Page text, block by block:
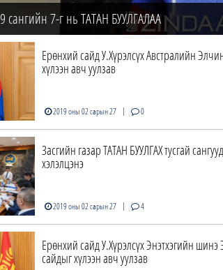
сангийн 7-г нь ТАТАН БУУЛГАЛАА
Ерөнхий сайд У.Хүрэлсүх Австралийн
хүлээн авч уулзав
2019 оны 02 сарын 27 | 0
Засгийн газар ТАТАН БУУЛГАХ тусгай
хэлэлцэнэ
2019 оны 02 сарын 27 | 4
Ерөнхий сайд У.Хүрэлсүх Энэтхэгийн
сайдыг хүлээн авч уулзав